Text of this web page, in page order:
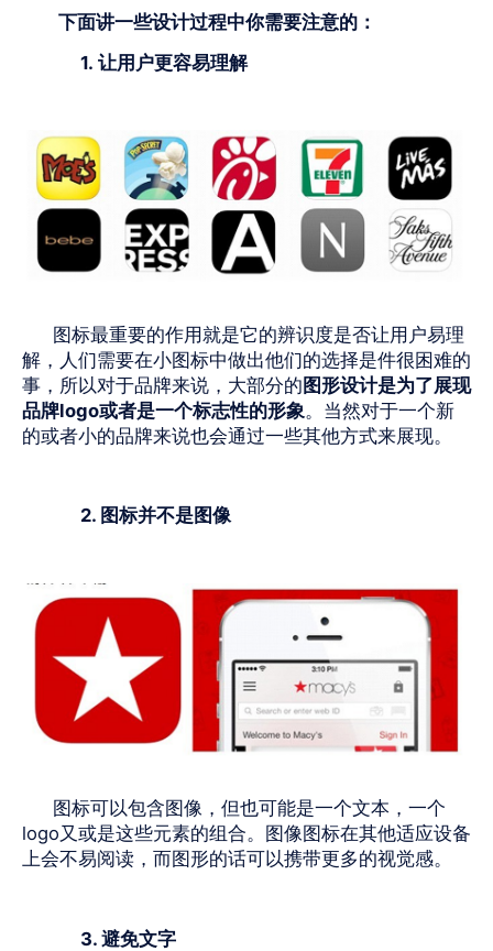
下面讲一些设计过程中你需要注意的：
1. 让用户更容易理解
图标最重要的作用就是它的辨识度是否让用户易理
解，人们需要在小图标中做出他们的选择是件很困难的
事，所以对于品牌来说，大部分的 图形设计是为了展现
品牌logo或者是一个标志性的形象 。当然对于一个新
的或者小的品牌来说也会通过一些其他方式来展现。
2. 图标并不是图像
图标可以包含图像，但也可能是一个文本，一个
logo又或是这些元素的组合。图像图标在其他适应设备
上会不易阅读，而图形的话可以携带更多的视觉感。
3. 避免文字